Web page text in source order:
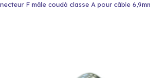
F mâle coudá classe A pour câble